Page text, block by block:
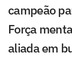
campeão
Força
aliada em